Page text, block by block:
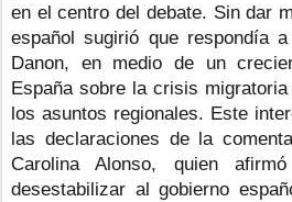
en el centro del debate. Sin dar
español sugirió que respondía
Danon, en medio de un
España sobre la crisis
los asuntos regionales. Este
las declaraciones de la
Carolina Alonso, quien
desestabilizar al gobierno